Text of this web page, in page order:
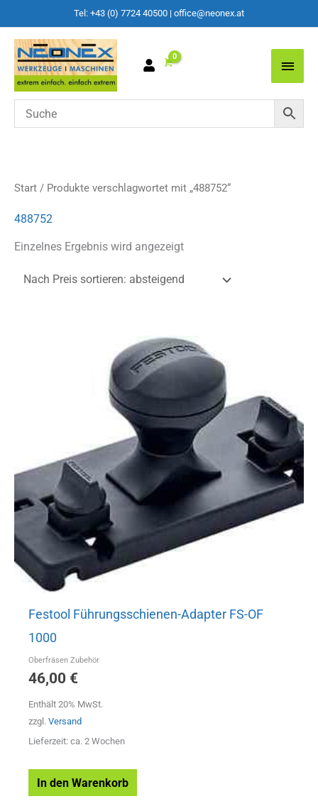
Tel: +43 (0) 7724 40500 | office@neonex.at
Main
Start / Produkte verschlagwortet mit „488752“
488752
Einzelnes Ergebnis wird angezeigt
Festool Führungsschienen-Adapter FS-OF
1000
Oberfräsen Zubehör
46,00 €
Enthält 20% MwSt.
zzgl. Versand
Lieferzeit: ca. 2 Wochen
In den Warenkorb